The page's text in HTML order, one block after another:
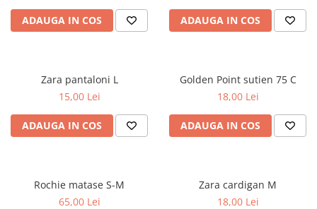
ADAUGA IN COS ADAUGA IN COS
Zara pantaloni L
15,00 Lei
ADAUGA IN COS
Golden Point sutien 75 C
18,00 Lei
ADAUGA IN COS
Rochie matase S-M
65,00 Lei
Zara cardigan M
18,00 Lei